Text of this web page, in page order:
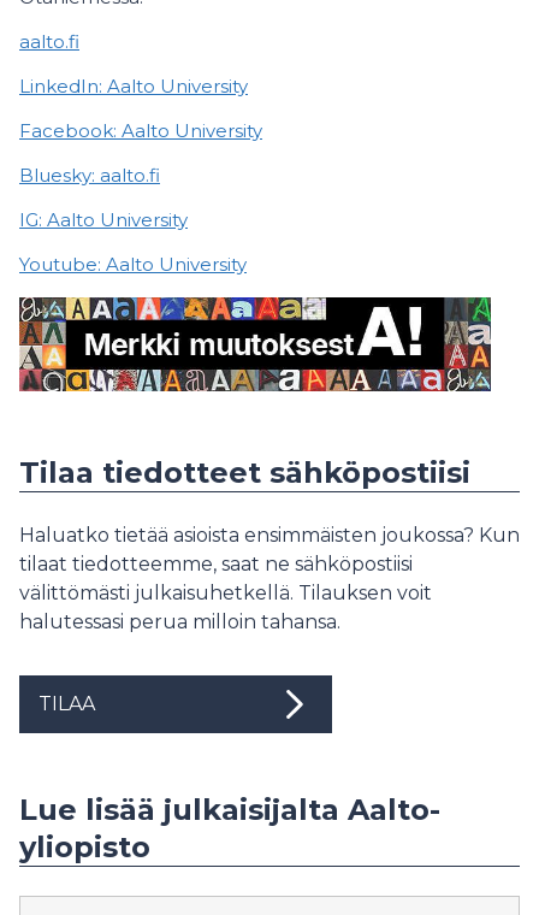
aalto.fi
LinkedIn: Aalto University
Facebook: Aalto University
Bluesky: aalto.fi
IG: Aalto University
Youtube: Aalto University
Tilaa tiedotteet sähköpostiisi
Haluatko tietää asioista ensimmäisten joukossa? Kun
tilaat tiedotteemme, saat ne sähköpostiisi
välittömästi julkaisuhetkellä. Tilauksen voit
halutessasi perua milloin tahansa.
TILAA
Lue lisää julkaisijalta Aalto-
yliopisto